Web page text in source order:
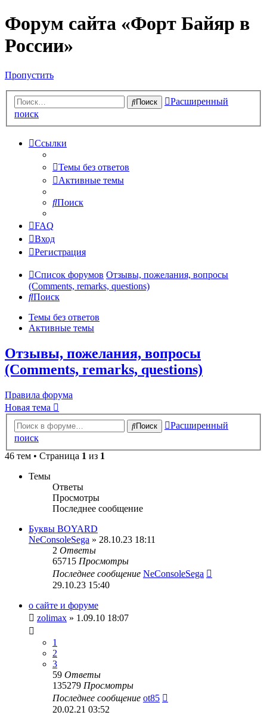
Форум сайта «Форт Байяр в
России»
Пропустить
Поиск
Расширенный
поиск
Ссылки
Темы без ответов
Активные темы
Поиск
FAQ
Вход
Регистрация
Список форумов Отзывы, пожелания, вопросы
(Comments, remarks, questions)
Поиск
Темы без ответов
Активные темы
Отзывы, пожелания, вопросы
(Comments, remarks, questions)
Правила форума
Новая тема
Поиск
Расширенный
поиск
46 тем • Страница 1 из 1
Темы
Ответы
Просмотры
Последнее сообщение
Буквы BOYARD
NeConsoleSega » 28.10.23 18:11
2 Ответы
65715 Просмотры
Последнее сообщение NeConsoleSega
29.10.23 15:40
о сайте и форуме
zolimax » 1.09.10 18:07
1
2
3
59 Ответы
135279 Просмотры
Последнее сообщение ot85
20.02.21 03:52